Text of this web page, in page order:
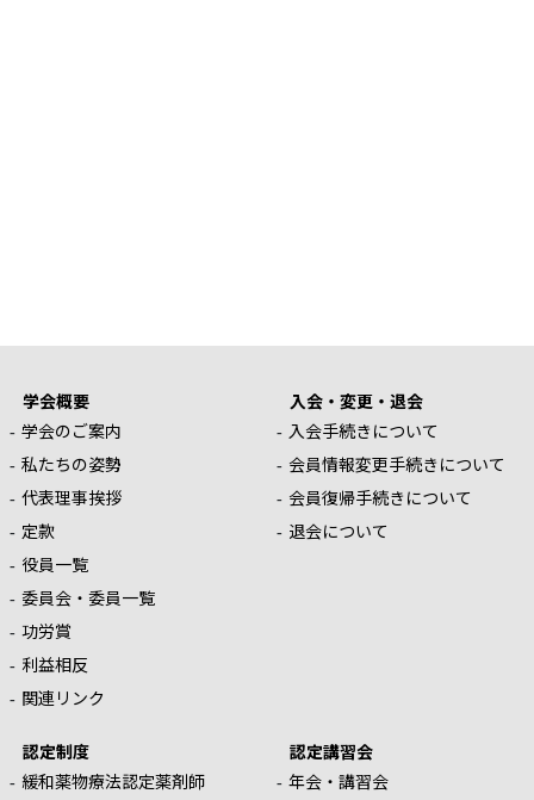
学会概要
学会のご案内
私たちの姿勢
代表理事挨拶
定款
役員一覧
委員会・委員一覧
功労賞
利益相反
関連リンク
入会・変更・退会
入会手続きについて
会員情報変更手続きについて
会員復帰手続きについて
退会について
認定制度
緩和薬物療法認定薬剤師
認定講習会
年会・講習会